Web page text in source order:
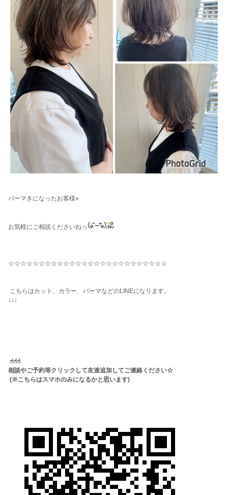
パーマきになったお客様⭐︎
お気軽にご相談くださいねっ
☆☆☆☆☆☆☆☆☆☆☆☆☆☆☆☆☆☆☆☆☆☆☆☆☆☆
こちらはカット、カラー、パーマなどのLINEになります。
↓↓↓
☝︎☝︎☝︎
相談やご予約等クリックして友達追加してご連絡ください☆
(※こちらはスマホのみになるかと思います)